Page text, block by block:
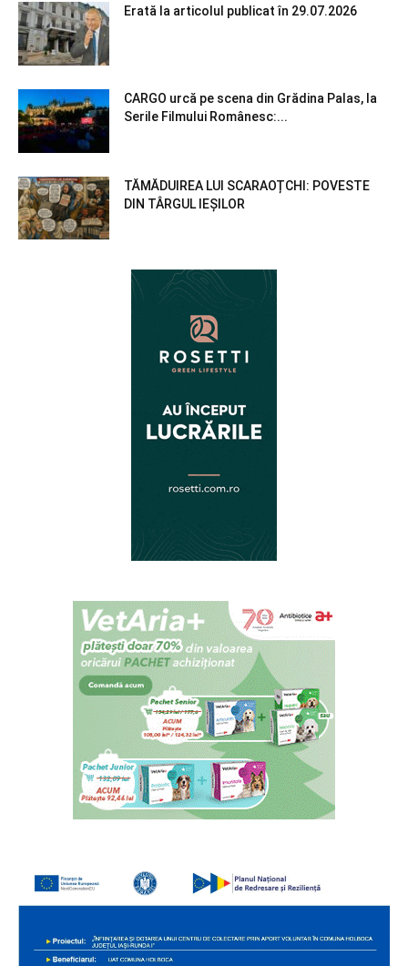
Erată la articolul publicat în 29.07.2026
CARGO urcă pe scena din Grădina Palas, la
Serile Filmului Românesc:...
TĂMĂDUIREA LUI SCARAOȚCHI: POVESTE
DIN TÂRGUL IEȘILOR